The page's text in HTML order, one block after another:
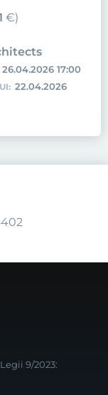
€)
26.04.2026 17:00
22.04.2026
9/2023: